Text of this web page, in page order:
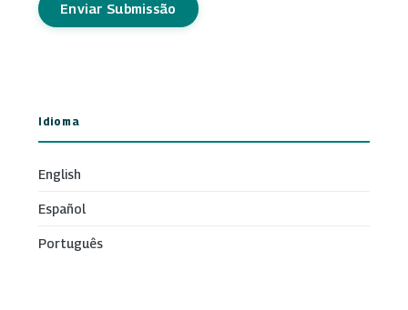
Enviar Submissão
Idioma
English
Español
Português